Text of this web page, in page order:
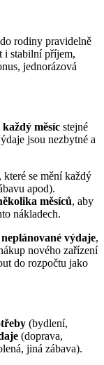
rodiny pravidelně
i stabilní příjem,
jednorázová
měsíc stejné
jsou nezbytné a
, které se mění každý
apod).
měsíců, aby
nákladech.
výdaje,
nového zařízení
do rozpočtu jako
(bydlení,
(doprava,
jiná zábava).